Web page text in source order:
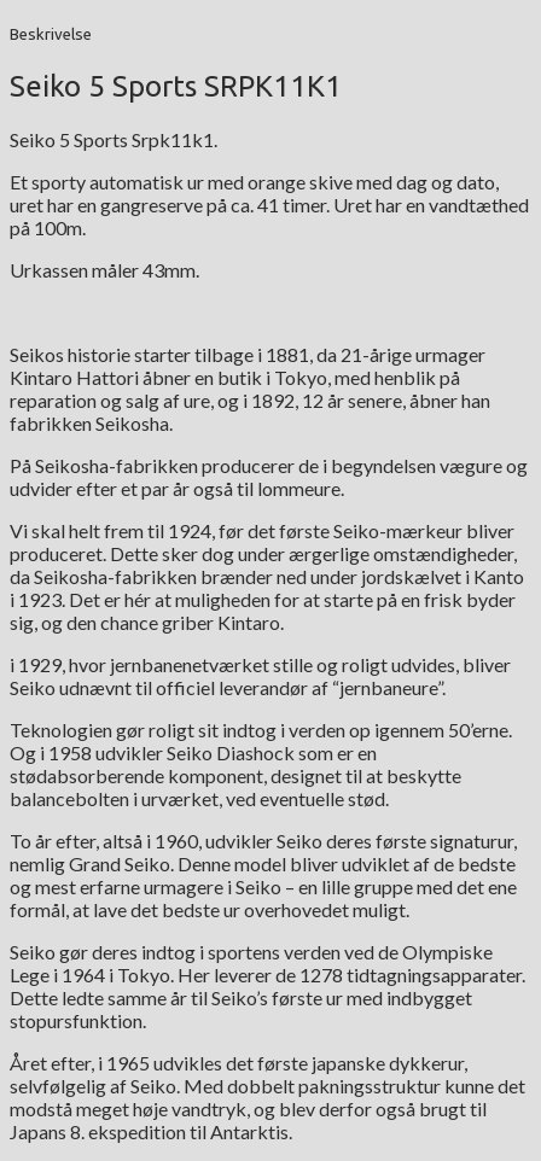
Beskrivelse
Seiko 5 Sports SRPK11K1
Seiko 5 Sports Srpk11k1.
Et sporty automatisk ur med orange skive med dag og dato,
uret har en gangreserve på ca. 41 timer. Uret har en vandtæthed
på 100m.
Urkassen måler 43mm.
Seikos historie starter tilbage i 1881, da 21-årige urmager
Kintaro Hattori åbner en butik i Tokyo, med henblik på
reparation og salg af ure, og i 1892, 12 år senere, åbner han
fabrikken Seikosha.
På Seikosha-fabrikken producerer de i begyndelsen vægure og
udvider efter et par år også til lommeure.
Vi skal helt frem til 1924, før det første Seiko-mærkeur bliver
produceret. Dette sker dog under ærgerlige omstændigheder,
da Seikosha-fabrikken brænder ned under jordskælvet i Kanto
i 1923. Det er hér at muligheden for at starte på en frisk byder
sig, og den chance griber Kintaro.
i 1929, hvor jernbanenetværket stille og roligt udvides, bliver
Seiko udnævnt til officiel leverandør af “jernbaneure”.
Teknologien gør roligt sit indtog i verden op igennem 50’erne.
Og i 1958 udvikler Seiko Diashock som er en
stødabsorberende komponent, designet til at beskytte
balancebolten i urværket, ved eventuelle stød.
To år efter, altså i 1960, udvikler Seiko deres første signaturur,
nemlig Grand Seiko. Denne model bliver udviklet af de bedste
og mest erfarne urmagere i Seiko – en lille gruppe med det ene
formål, at lave det bedste ur overhovedet muligt.
Seiko gør deres indtog i sportens verden ved de Olympiske
Lege i 1964 i Tokyo. Her leverer de 1278 tidtagningsapparater.
Dette ledte samme år til Seiko’s første ur med indbygget
stopursfunktion.
Året efter, i 1965 udvikles det første japanske dykkerur,
selvfølgelig af Seiko. Med dobbelt pakningsstruktur kunne det
modstå meget høje vandtryk, og blev derfor også brugt til
Japans 8. ekspedition til Antarktis.